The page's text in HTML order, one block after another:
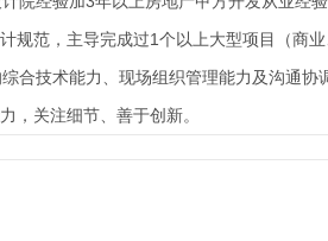
规范，主导完成过1个以上大型项目（商业
合技术能力、现场组织管理能力及沟通协
，关注细节、善于创新。